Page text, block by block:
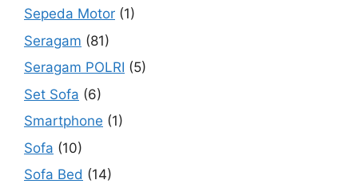
Sepeda Motor (1)
Seragam (81)
Seragam POLRI (5)
Set Sofa (6)
Smartphone (1)
Sofa (10)
Sofa Bed (14)